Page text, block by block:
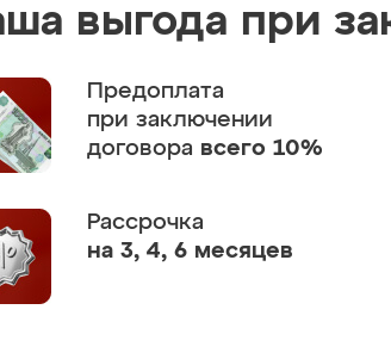
выгода при
Предоплата
при заключении
договора всего 10%
Рассрочка
на 3, 4, 6 месяцев